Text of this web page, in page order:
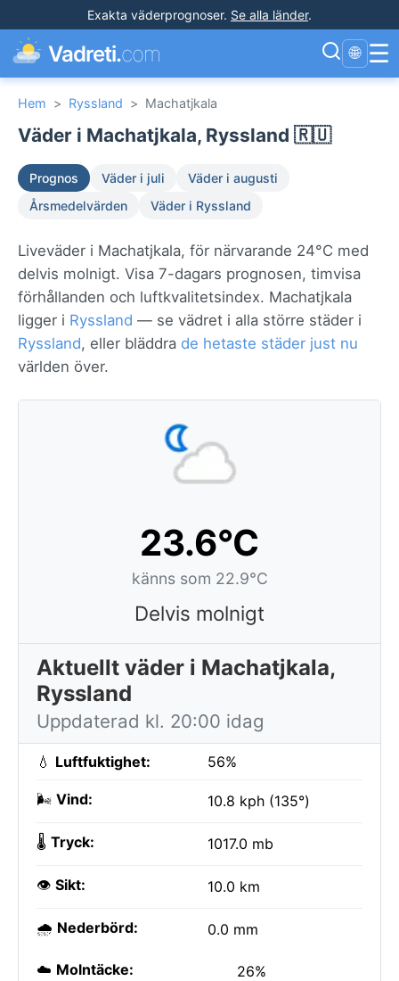
Exakta väderprognoser. Se alla länder.
Vadreti.com 🌐 ☰
Hem > Ryssland > Machatjkala
Väder i Machatjkala, Ryssland 🇷🇺
Prognos Väder i juli
Väder i augusti
Årsmedelvärden
Väder i Ryssland
Liveväder i Machatjkala, för närvarande 24°C med
delvis molnigt. Visa 7-dagars prognosen, timvisa
förhållanden och luftkvalitetsindex. Machatjkala
ligger i Ryssland — se vädret i alla större städer i
Ryssland, eller bläddra de hetaste städer just nu
världen över.
23.6°C
känns som 22.9°C
Delvis molnigt
Aktuellt väder i Machatjkala,
Ryssland
Uppdaterad kl. 20:00 idag
💧 Luftfuktighet: 56%
🌬️ Vind: 10.8 kph (135°)
🌡️ Tryck: 1017.0 mb
👁️ Sikt: 10.0 km
🌧️ Nederbörd: 0.0 mm
☁️ Molntäcke: 26%